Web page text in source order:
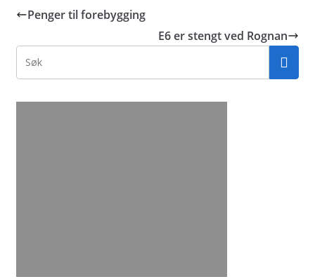
Penger til forebygging
E6 er stengt ved Rognan